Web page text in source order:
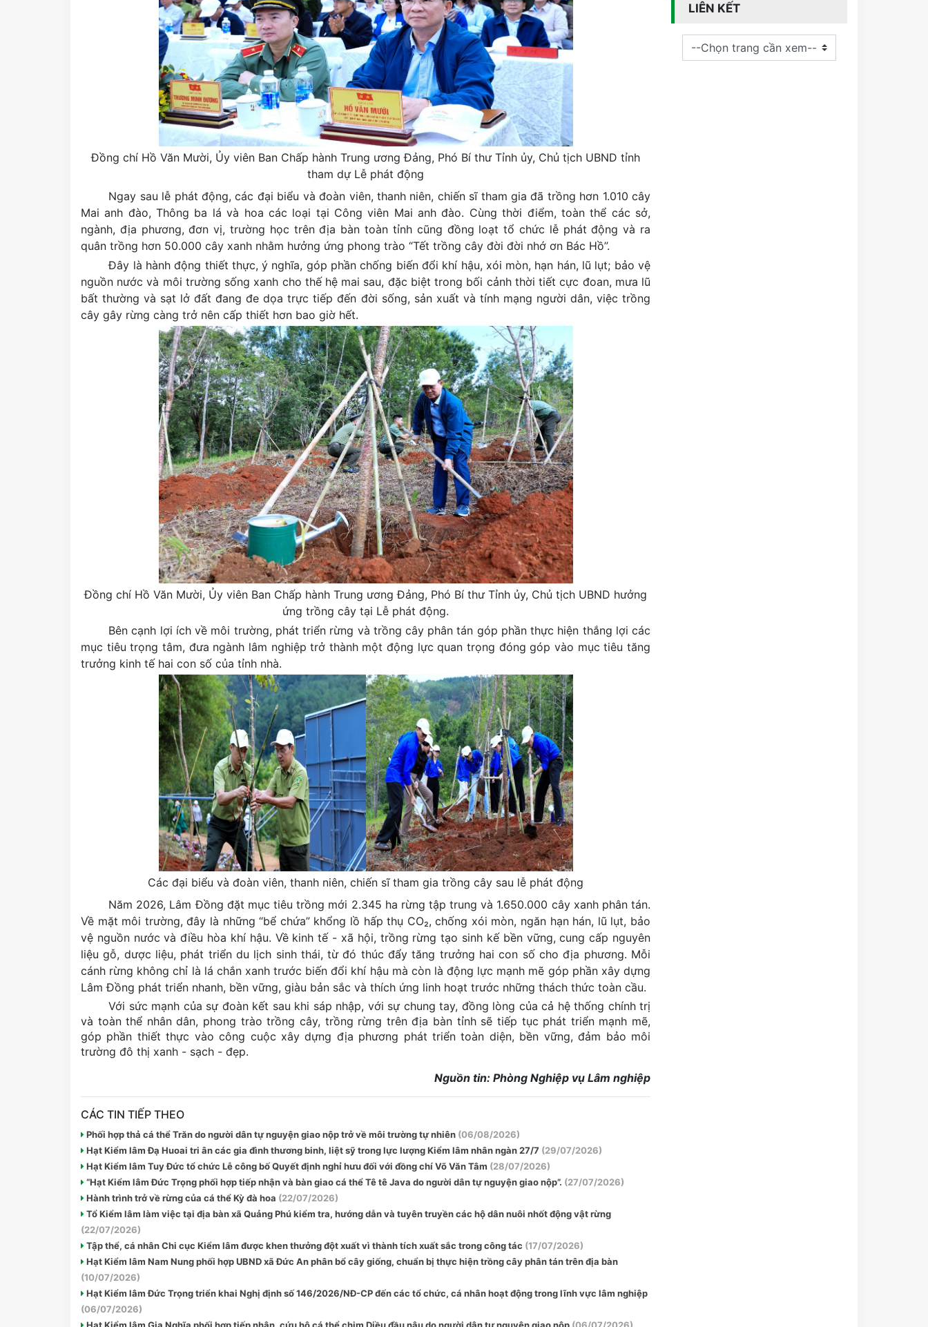
Đồng chí Hồ Văn Mười, Ủy viên Ban Chấp hành Trung ương Đảng, Phó Bí thư Tỉnh ủy, Chủ tịch UBND tỉnh
tham dự Lễ phát động
Ngay sau lễ phát động, các đại biểu và đoàn viên, thanh niên, chiến sĩ tham gia đã trồng hơn 1.010 cây
Mai anh đào, Thông ba lá và hoa các loại tại Công viên Mai anh đào. Cùng thời điểm, toàn thể các sở,
ngành, địa phương, đơn vị, trường học trên địa bàn toàn tỉnh cũng đồng loạt tổ chức lễ phát động và ra
quân trồng hơn 50.000 cây xanh nhằm hưởng ứng phong trào “Tết trồng cây đời đời nhớ ơn Bác Hồ”.
Đây là hành động thiết thực, ý nghĩa, góp phần chống biến đổi khí hậu, xói mòn, hạn hán, lũ lụt; bảo vệ
nguồn nước và môi trường sống xanh cho thế hệ mai sau, đặc biệt trong bối cảnh thời tiết cực đoan, mưa lũ
bất thường và sạt lở đất đang đe dọa trực tiếp đến đời sống, sản xuất và tính mạng người dân, việc trồng
cây gây rừng càng trở nên cấp thiết hơn bao giờ hết.
Đồng chí Hồ Văn Mười, Ủy viên Ban Chấp hành Trung ương Đảng, Phó Bí thư Tỉnh ủy, Chủ tịch UBND hưởng
ứng trồng cây tại Lễ phát động.
Bên cạnh lợi ích về môi trường, phát triển rừng và trồng cây phân tán góp phần thực hiện thắng lợi các
mục tiêu trọng tâm, đưa ngành lâm nghiệp trở thành một động lực quan trọng đóng góp vào mục tiêu tăng
trưởng kinh tế hai con số của tỉnh nhà.
Các đại biểu và đoàn viên, thanh niên, chiến sĩ tham gia trồng cây sau lễ phát động
Năm 2026, Lâm Đồng đặt mục tiêu trồng mới 2.345 ha rừng tập trung và 1.650.000 cây xanh phân tán.
Về mặt môi trường, đây là những “bể chứa” khổng lồ hấp thụ CO₂, chống xói mòn, ngăn hạn hán, lũ lụt, bảo
vệ nguồn nước và điều hòa khí hậu. Về kinh tế - xã hội, trồng rừng tạo sinh kế bền vững, cung cấp nguyên
liệu gỗ, dược liệu, phát triển du lịch sinh thái, từ đó thúc đẩy tăng trưởng hai con số cho địa phương. Mỗi
cánh rừng không chỉ là lá chắn xanh trước biến đổi khí hậu mà còn là động lực mạnh mẽ góp phần xây dựng
Lâm Đồng phát triển nhanh, bền vững, giàu bản sắc và thích ứng linh hoạt trước những thách thức toàn cầu.
Với sức mạnh của sự đoàn kết sau khi sáp nhập, với sự chung tay, đồng lòng của cả hệ thống chính trị
và toàn thể nhân dân, phong trào trồng cây, trồng rừng trên địa bàn tỉnh sẽ tiếp tục phát triển mạnh mẽ,
góp phần thiết thực vào công cuộc xây dựng địa phương phát triển toàn diện, bền vững, đảm bảo môi
trường đô thị xanh - sạch - đẹp.
Nguồn tin: Phòng Nghiệp vụ Lâm nghiệp
CÁC TIN TIẾP THEO
Phối hợp thả cá thể Trăn do người dân tự nguyện giao nộp trở về môi trường tự nhiên (06/08/2026)
Hạt Kiểm lâm Đạ Huoai tri ân các gia đình thương binh, liệt sỹ trong lực lượng Kiểm lâm nhân ngàn 27/7 (29/07/2026)
Hạt Kiểm lâm Tuy Đức tổ chức Lễ công bố Quyết định nghỉ hưu đối với đồng chí Võ Văn Tâm (28/07/2026)
“Hạt Kiểm lâm Đức Trọng phối hợp tiếp nhận và bàn giao cá thể Tê tê Java do người dân tự nguyện giao nộp”. (27/07/2026)
Hành trình trở về rừng của cá thể Kỳ đà hoa (22/07/2026)
Tổ Kiểm lâm làm việc tại địa bàn xã Quảng Phú kiểm tra, hướng dẫn và tuyên truyền các hộ dân nuôi nhốt động vật rừng
(22/07/2026)
Tập thể, cá nhân Chi cục Kiểm lâm được khen thưởng đột xuất vì thành tích xuất sắc trong công tác (17/07/2026)
Hạt Kiểm lâm Nam Nung phối hợp UBND xã Đức An phân bổ cây giống, chuẩn bị thực hiện trồng cây phân tán trên địa bàn
(10/07/2026)
Hạt Kiểm lâm Đức Trọng triển khai Nghị định số 146/2026/NĐ-CP đến các tổ chức, cá nhân hoạt động trong lĩnh vực lâm nghiệp
(06/07/2026)
LIÊN KẾT